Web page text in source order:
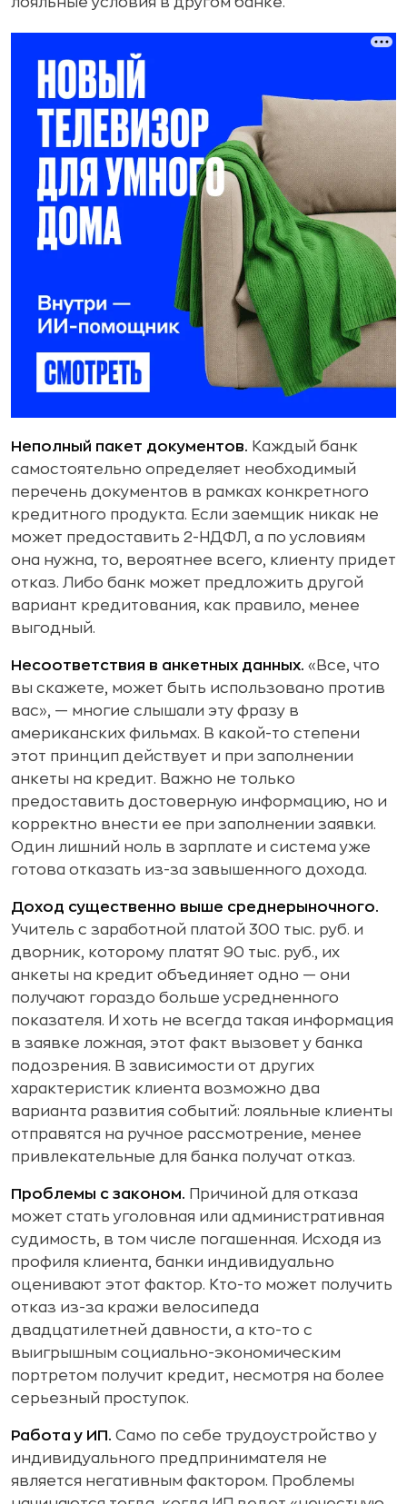
Неполный пакет документов. Каждый банк
самостоятельно определяет необходимый
перечень документов в рамках конкретного
кредитного продукта. Если заемщик никак не
может предоставить 2-НДФЛ, а по условиям
она нужна, то, вероятнее всего, клиенту придет
отказ. Либо банк может предложить другой
вариант кредитования, как правило, менее
выгодный.
Несоответствия в анкетных данных. «Все, что
вы скажете, может быть использовано против
вас», — многие слышали эту фразу в
американских фильмах. В какой-то степени
этот принцип действует и при заполнении
анкеты на кредит. Важно не только
предоставить достоверную информацию, но и
корректно внести ее при заполнении заявки.
Один лишний ноль в зарплате и система уже
готова отказать из-за завышенного дохода.
Доход существенно выше среднерыночного.
Учитель с заработной платой 300 тыс. руб. и
дворник, которому платят 90 тыс. руб., их
анкеты на кредит объединяет одно — они
получают гораздо больше усредненного
показателя. И хоть не всегда такая информация
в заявке ложная, этот факт вызовет у банка
подозрения. В зависимости от других
характеристик клиента возможно два
варианта развития событий: лояльные клиенты
отправятся на ручное рассмотрение, менее
привлекательные для банка получат отказ.
Проблемы с законом. Причиной для отказа
может стать уголовная или административная
судимость, в том числе погашенная. Исходя из
профиля клиента, банки индивидуально
оценивают этот фактор. Кто-то может получить
отказ из-за кражи велосипеда
двадцатилетней давности, а кто-то с
выигрышным социально-экономическим
портретом получит кредит, несмотря на более
серьезный проступок.
Работа у ИП. Само по себе трудоустройство у
индивидуального предпринимателя не
является негативным фактором. Проблемы